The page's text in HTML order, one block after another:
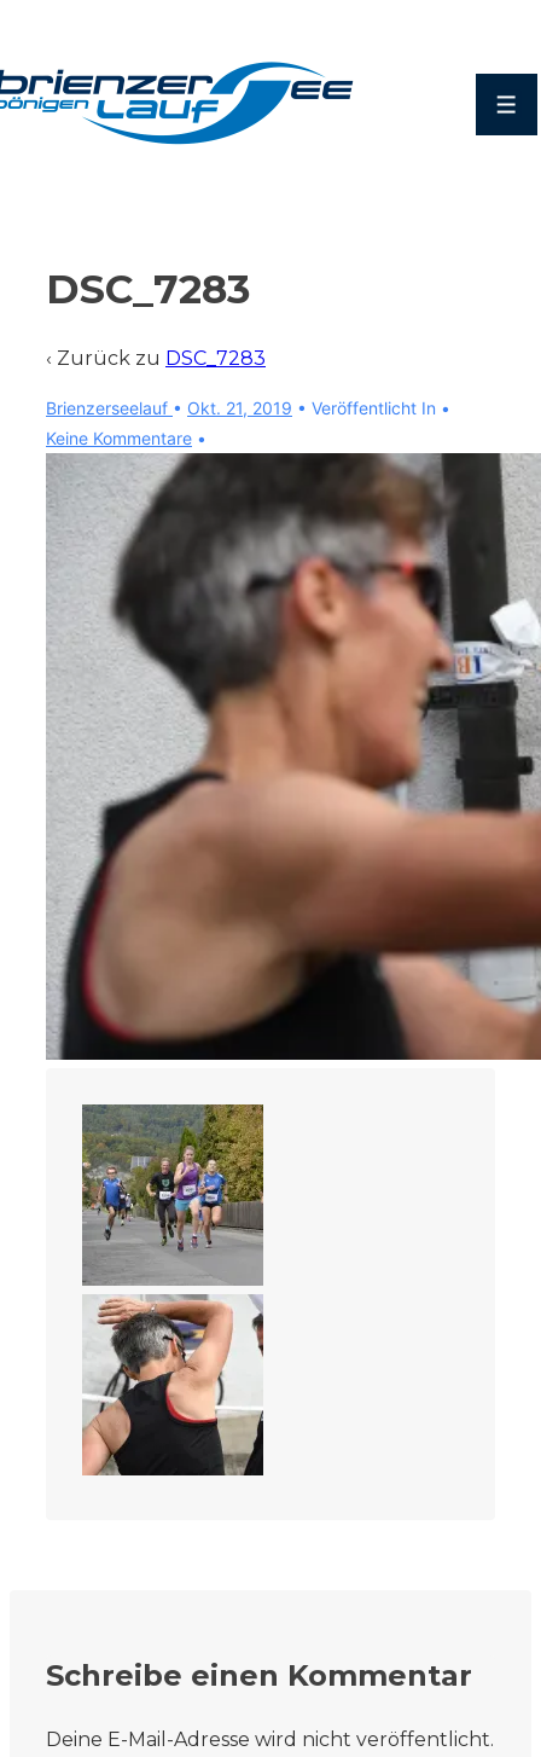
Inhalt
DSC_7283
‹ Zurück zu DSC_7283
Brienzerseelauf • Okt. 21, 2019
Veröffentlicht In
Keine Kommentare
Schreibe einen Kommentar
Deine E-Mail-Adresse wird nicht veröffentlicht.